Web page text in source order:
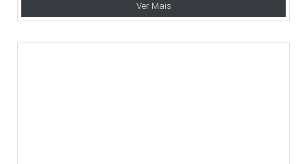
Ver Mais